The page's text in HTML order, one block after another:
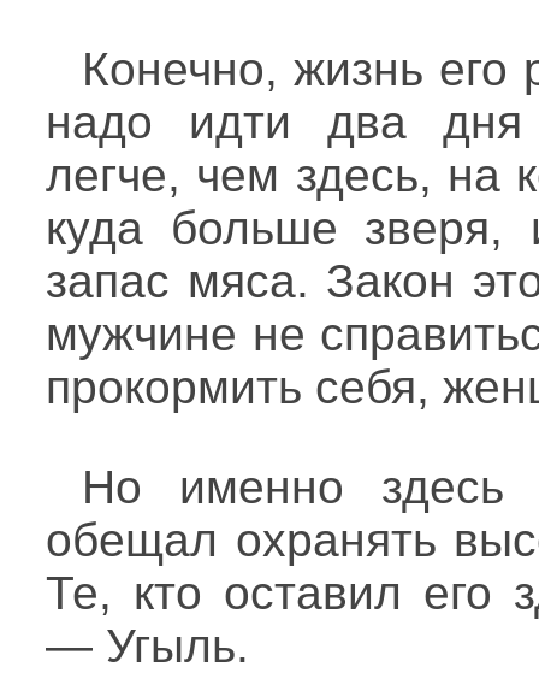
Конечно, жизнь его
надо идти два дня
легче, чем здесь, на
куда больше
запас мяса. Закон
мужчине не
прокормить себя,
Но именно
обещал охранять
Те, кто оставил его
— Угыль.